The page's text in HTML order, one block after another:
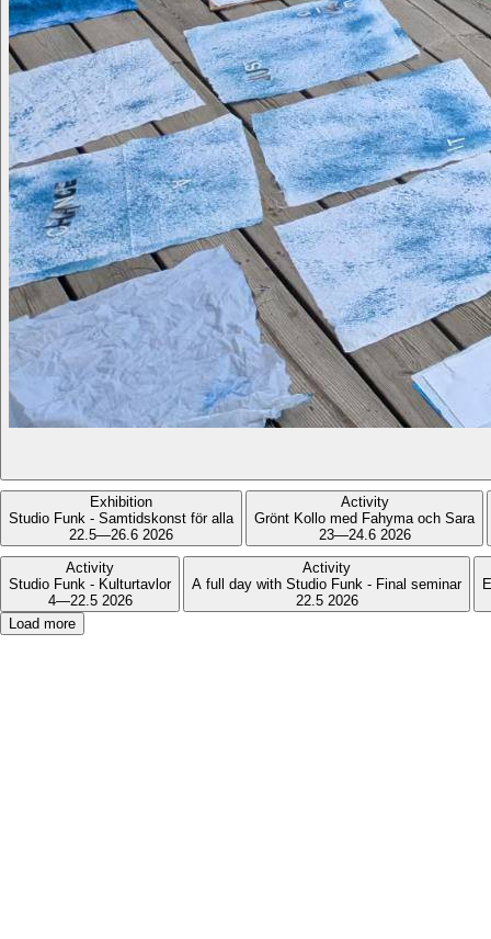
Exhibition
Studio Funk - Samtidskonst för alla
22.5—26.6 2026
Activity
Grönt Kollo med Fahyma och Sara
23—24.6 2026
Activity
Studio Funk - Kulturtavlor
4—22.5 2026
Activity
A full day with Studio Funk - Final seminar
22.5 2026
Load more